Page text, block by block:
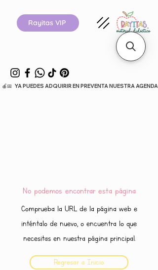
Rayitas VIP
🍎📅   YA PUEDES ADQUIRIR EN PREVENTA NUESTRA
No podemos encontrar esta página
Comprueba la URL de la página web e
inténtalo de nuevo, o encuentra lo que
necesitas en nuestra página principal.
Regresar a Inicio